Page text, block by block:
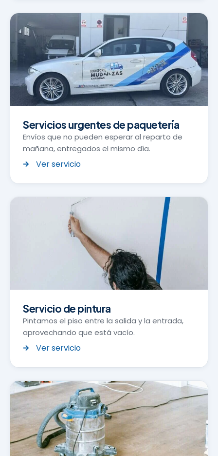
Servicios urgentes de paquetería
Envíos que no pueden esperar al reparto de
mañana, entregados el mismo día.
Ver servicio
Servicio de pintura
Pintamos el piso entre la salida y la entrada,
aprovechando que está vacío.
Ver servicio